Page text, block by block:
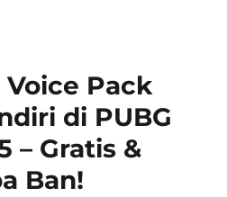
Voice Pack
di PUBG
– Gratis &
Ban!